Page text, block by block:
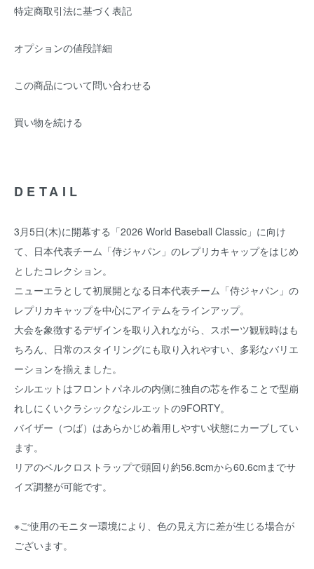
特定商取引法に基づく表記
オプションの値段詳細
この商品について問い合わせる
買い物を続ける
DETAIL
3月5日(木)に開幕する「2026 World Baseball Classic」に向け
て、日本代表チーム「侍ジャパン」のレプリカキャップをはじめ
としたコレクション。
ニューエラとして初展開となる日本代表チーム「侍ジャパン」の
レプリカキャップを中心にアイテムをラインアップ。
大会を象徴するデザインを取り入れながら、スポーツ観戦時はも
ちろん、日常のスタイリングにも取り入れやすい、多彩なバリエ
ーションを揃えました。
シルエットはフロントパネルの内側に独自の芯を作ることで型崩
れしにくいクラシックなシルエットの9FORTY。
バイザー（つば）はあらかじめ着用しやすい状態にカーブしてい
ます。
リアのベルクロストラップで頭回り約56.8cmから60.6cmまでサ
イズ調整が可能です。
※ご使用のモニター環境により、色の見え方に差が生じる場合が
ございます。